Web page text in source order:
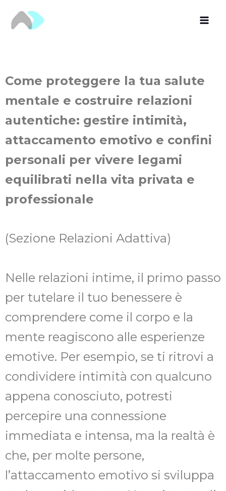
Come proteggere la tua salute
mentale e costruire relazioni
autentiche: gestire intimità,
attaccamento emotivo e confini
personali per vivere legami
equilibrati nella vita privata e
professionale
(Sezione Relazioni Adattiva)
Nelle relazioni intime, il primo passo
per tutelare il tuo benessere è
comprendere come il corpo e la
mente reagiscono alle esperienze
emotive. Per esempio, se ti ritrovi a
condividere intimità con qualcuno
appena conosciuto, potresti
percepire una connessione
immediata e intensa, ma la realtà è
che, per molte persone,
l’attaccamento emotivo si sviluppa